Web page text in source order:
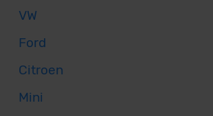
VW
Ford
Citroen
Mini